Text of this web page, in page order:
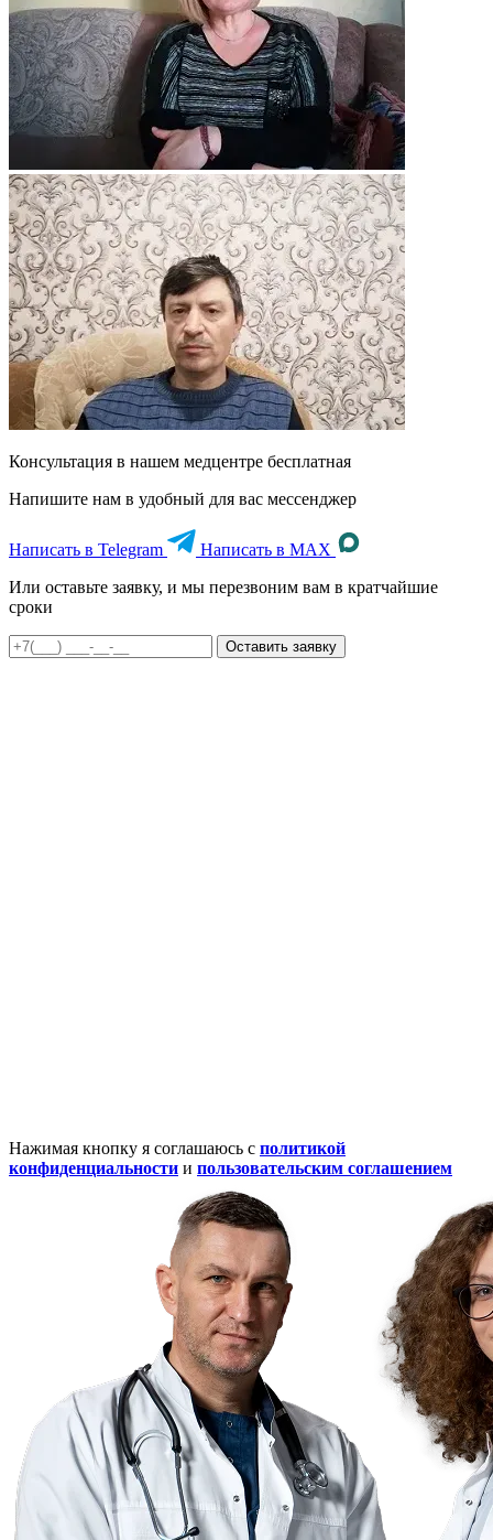
Консультация в нашем медцентре бесплатная
Напишите нам в удобный для вас мессенджер
Написать в Telegram
Написать в MAX
Или оставьте заявку, и мы перезвоним вам в кратчайшие
сроки
Оставить заявку
Нажимая кнопку я соглашаюсь с политикой
конфиденциальности и пользовательским соглашением